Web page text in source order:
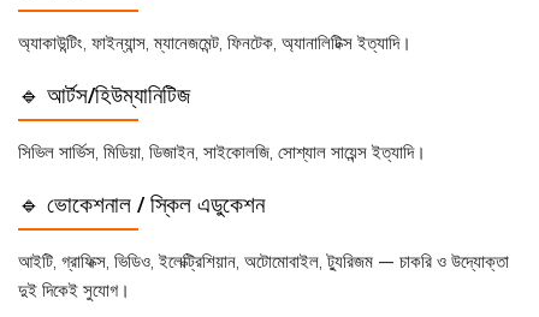
অ্যাকাউন্টিং, ফাইন্যান্স, ম্যানেজমেন্ট, ফিনটেক, অ্যানালিটিক্স ইত্যাদি।
🔹 আর্টস/হিউম্যানিটিজ
সিভিল সার্ভিস, মিডিয়া, ডিজাইন, সাইকোলজি, সোশ্যাল সায়েন্স ইত্যাদি।
🔹 ভোকেশনাল / স্কিল এডুকেশন
আইটি, গ্রাফিক্স, ভিডিও, ইলেক্ট্রিশিয়ান, অটোমোবাইল, ট্যুরিজম — চাকরি ও উদ্যোক্তা
দুই দিকেই সুযোগ।